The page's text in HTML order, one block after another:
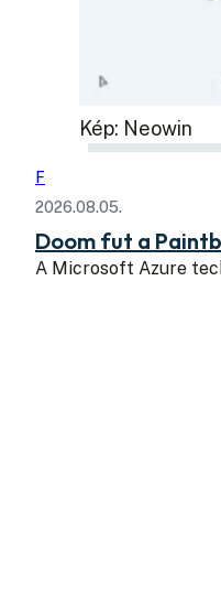
Kép: Neowin
F
2026.08.05.
Doom fut a
A Microsoft Azure